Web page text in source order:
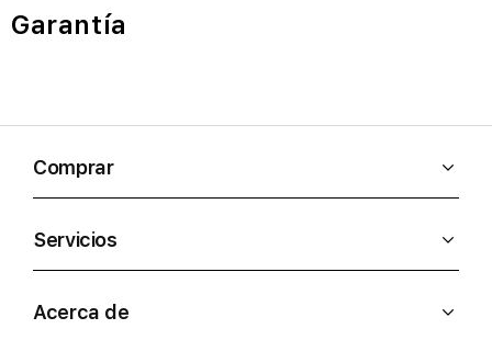
Garantía
Comprar
Servicios
Acerca de